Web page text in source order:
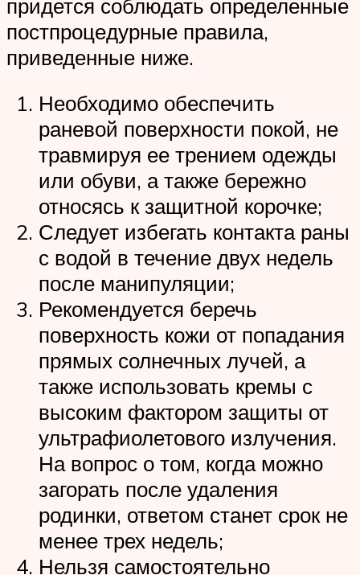
придется соблюдать определенные
постпроце­дур­ные правила,
приведенные ниже.
Необходимо обеспечить
раневой поверхности покой, не
травмируя ее трением одежды
или обуви, а также бережно
относясь к защитной корочке;
Следует избегать контакта раны
с водой в течение двух недель
после манипуляции;
Рекомендуется беречь
поверхность кожи от попадания
прямых солнечных лучей, а
также использовать кремы с
высоким фактором защиты от
ультрафиолетового излучения.
На вопрос о том, когда можно
загорать после удаления
родинки, ответом станет срок не
менее трех недель;
Нельзя самостоятельно